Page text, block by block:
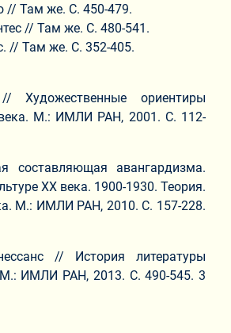
// Там же. С. 450-479.
// Там же. С. 480-541.
// Там же. С. 352-405.
Художественные ориентиры
М.: ИМЛИ РАН, 2001. С. 112-
составляющая авангардизма.
ХХ века. 1900-1930. Теория.
М.: ИМЛИ РАН, 2010. С. 157-228.
// История литературы
ИМЛИ РАН, 2013. С. 490-545. 3